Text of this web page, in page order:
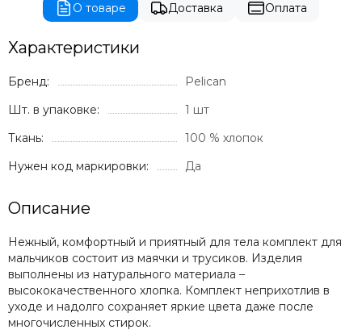
О товаре Доставка Оплата
Характеристики
Бренд:
Pelican
Шт. в упаковке:
1 шт
Ткань:
100 % хлопок
Нужен код маркировки:
Да
Описание
Нежный, комфортный и приятный для тела комплект для
мальчиков состоит из маячки и трусиков. Изделия
выполнены из натурального материала –
высококачественного хлопка. Комплект неприхотлив в
уходе и надолго сохраняет яркие цвета даже после
многочисленных стирок.